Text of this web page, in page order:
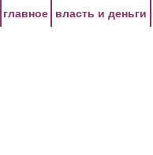
главное власть и деньги